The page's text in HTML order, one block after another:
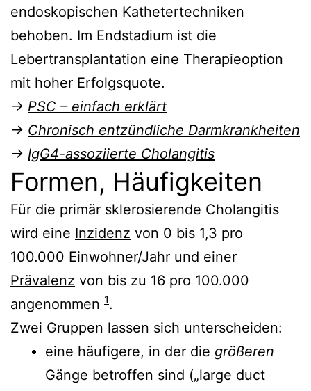
endoskopischen Kathetertechniken
behoben. Im Endstadium ist die
Lebertransplantation eine Therapieoption
mit hoher Erfolgsquote.
→ PSC – einfach erklärt
→ Chronisch entzündliche Darmkrankheiten
→ IgG4-assoziierte Cholangitis
Formen, Häufigkeiten
Für die primär sklerosierende Cholangitis
wird eine Inzidenz von 0 bis 1,3 pro
100.000 Einwohner/Jahr und einer
Prävalenz von bis zu 16 pro 100.000
angenommen 1.
Zwei Gruppen lassen sich unterscheiden:
eine häufigere, in der die größeren
Gänge betroffen sind („large duct